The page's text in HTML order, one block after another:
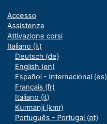
Accesso
Assistenza
Attivazione corsi
Italiano ‎(it)‎
Deutsch ‎(de)‎
English ‎(en)‎
Español - Internacional ‎(es)‎
Français ‎(fr)‎
Italiano ‎(it)‎
Kurmanji ‎(kmr)‎
Português - Portugal ‎(pt)‎